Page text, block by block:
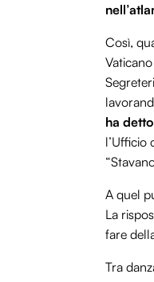
Così,
ha
l’Ufficio
A quel
La
fare
Tra